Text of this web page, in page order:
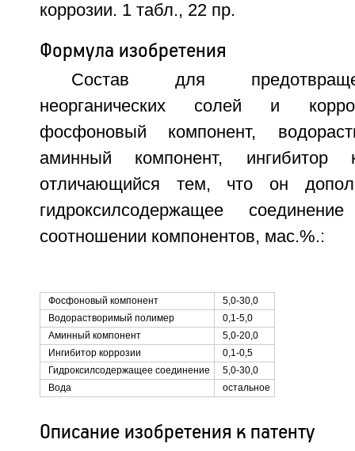
коррозии. 1 табл., 22 пр.
Формула изобретения
Состав для
неорганических солей и
фосфоновый компонент,
аминный компонент, ингибитор
отличающийся тем, что он
гидроксилсодержащее
соотношении компонентов, мас.%.:
Фосфоновый компонент
5,0-30,0
Водорастворимый полимер
0,1-5,0
Аминный компонент
5,0-20,0
Ингибитор коррозии
0,1-0,5
Гидроксилсодержащее соединение
5,0-30,0
Вода
остальное
Описание изобретения к патенту